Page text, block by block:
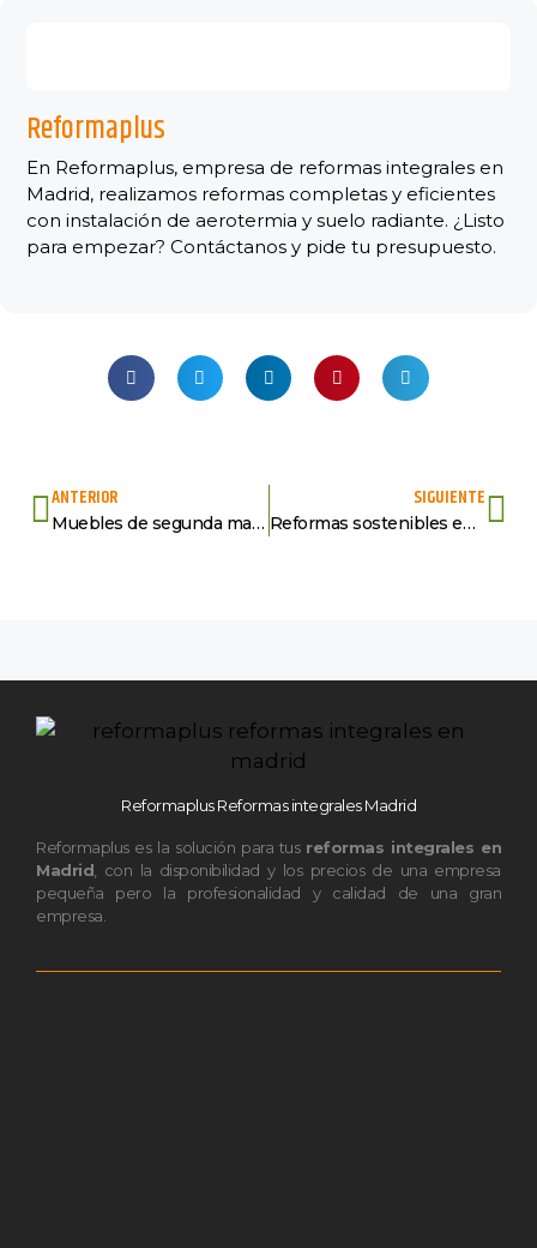
Reformaplus
En Reformaplus, empresa de reformas integrales en
Madrid, realizamos reformas completas y eficientes
con instalación de aerotermia y suelo radiante. ¿Listo
para empezar? Contáctanos y pide tu presupuesto.
ANTERIOR
Muebles de segunda mano: guía clara para elegir bien en Madrid
SIGUIENTE
Reformas sostenibles en Madrid con Reformaplus
Reformaplus Reformas integrales Madrid
Reformaplus es la solución para tus reformas integrales en
Madrid , con la disponibilidad y los precios de una empresa
pequeña pero la profesionalidad y calidad de una gran
empresa.